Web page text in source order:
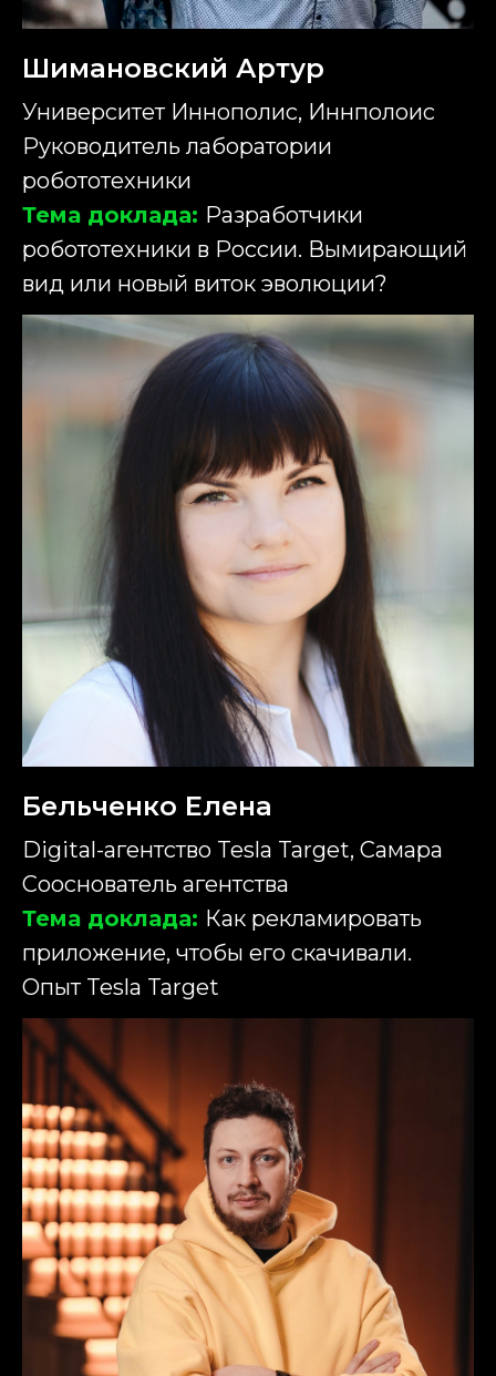
Шимановский Артур
Университет Иннополис, Иннполоис
Руководитель лаборатории
робототехники
Тема доклада: Разработчики
робототехники в России. Вымирающий
вид или новый виток эволюции?
Бельченко Елена
Digital-агентство Tesla Target, Самара
Сооснователь агентства
Тема доклада: Как рекламировать
приложение, чтобы его скачивали.
Опыт Tesla Target